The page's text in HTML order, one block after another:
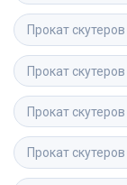
Прокат скутеров
Прокат скутеров
Прокат скутеров
Прокат скутеров